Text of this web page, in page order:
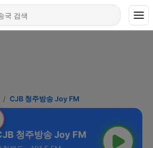
CJB 청주방송 Joy FM
청주방송 Joy FM